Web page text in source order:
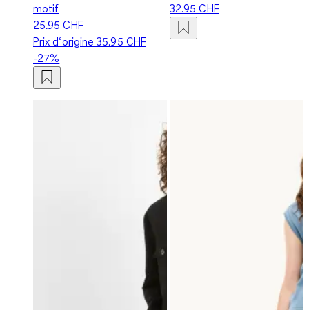
motif
25.95 CHF
Prix d‘origine35.95 CHF
-27%
32.95 CHF